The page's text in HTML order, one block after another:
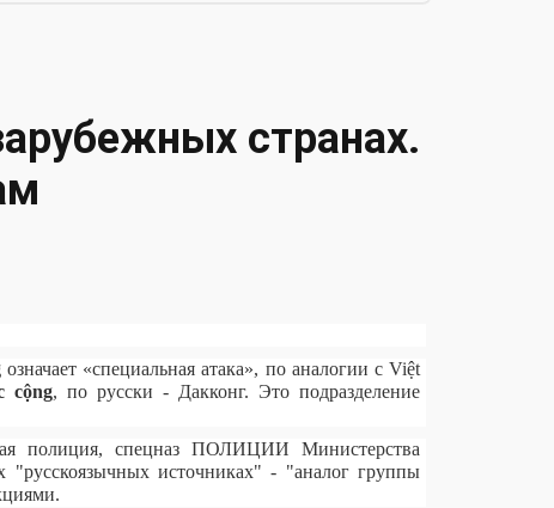
странах.
означает «специальная атака», по аналогии с Việt
cộng, по русски - Дакконг. Это подразделение
полиция, спецназ ПОЛИЦИИ Министерства
источниках" - "аналог группы